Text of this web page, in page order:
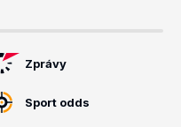
Zprávy
Sport odds